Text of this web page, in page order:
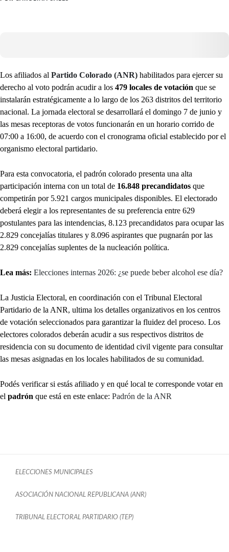
Los afiliados al Partido Colorado (ANR) habilitados para ejercer su
derecho al voto podrán acudir a los 479 locales de votación que se
instalarán estratégicamente a lo largo de los 263 distritos del territorio
nacional. La jornada electoral se desarrollará el domingo 7 de junio y
las mesas receptoras de votos funcionarán en un horario corrido de
07:00 a 16:00, de acuerdo con el cronograma oficial establecido por el
organismo electoral partidario.
Para esta convocatoria, el padrón colorado presenta una alta
participación interna con un total de 16.848 precandidatos que
competirán por 5.921 cargos municipales disponibles. El electorado
deberá elegir a los representantes de su preferencia entre 629
postulantes para las intendencias, 8.123 precandidatos para ocupar las
2.829 concejalías titulares y 8.096 aspirantes que pugnarán por las
2.829 concejalías suplentes de la nucleación política.
Lea más: Elecciones internas 2026: ¿se puede beber alcohol ese día?
La Justicia Electoral, en coordinación con el Tribunal Electoral
Partidario de la ANR, ultima los detalles organizativos en los centros
de votación seleccionados para garantizar la fluidez del proceso. Los
electores colorados deberán acudir a sus respectivos distritos de
residencia con su documento de identidad civil vigente para consultar
las mesas asignadas en los locales habilitados de su comunidad.
Podés verificar si estás afiliado y en qué local te corresponde votar en
el padrón que está en este enlace: Padrón de la ANR
ELECCIONES MUNICIPALES
ASOCIACIÓN NACIONAL REPUBLICANA (ANR)
TRIBUNAL ELECTORAL PARTIDARIO (TEP)